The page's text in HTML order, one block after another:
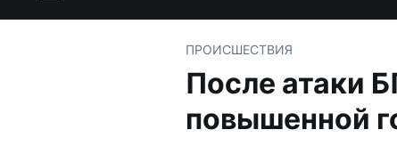
ПРОИСШЕСТВИЯ
После атаки
повышенной